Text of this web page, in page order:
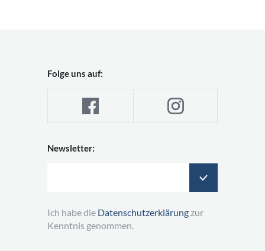
Folge uns auf:
Newsletter:
Ich habe die Datenschutzerklärung zur
Kenntnis genommen.